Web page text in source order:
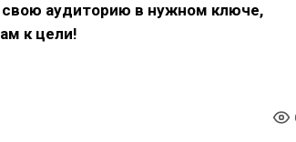
свою аудиторию в нужном ключе,
к цели!